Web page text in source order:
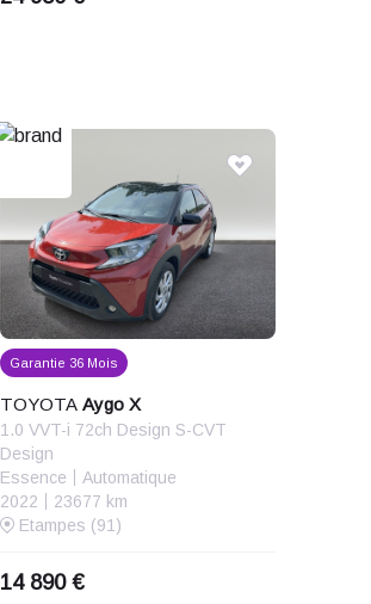
Garantie 36 Mois
TOYOTA Aygo X
1.0 VVT-i 72ch Design S-CVT
Design
Essence
Automatique
2022
23677 km
Etampes (91)
14 890 €